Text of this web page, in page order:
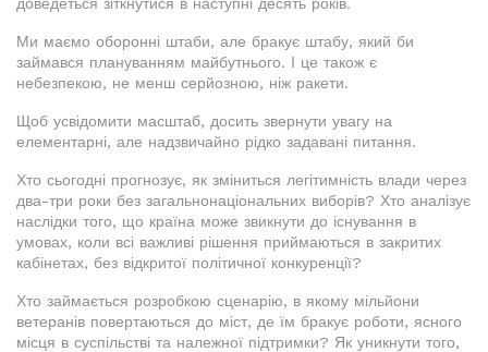
Ми маємо оборонні штаби, але бракує штабу, який би
займався плануванням майбутнього. І це також є
небезпекою, не менш серйозною, ніж ракети.
Щоб усвідомити масштаб, досить звернути увагу на
елементарні, але надзвичайно рідко задавані питання.
Хто сьогодні прогнозує, як зміниться легітимність влади через
два-три роки без загальнонаціональних виборів? Хто аналізує
наслідки того, що країна може звикнути до існування в
умовах, коли всі важливі рішення приймаються в закритих
кабінетах, без відкритої політичної конкуренції?
Хто займається розробкою сценарію, в якому мільйони
ветеранів повертаються до міст, де їм бракує роботи, ясного
місця в суспільстві та належної підтримки? Як уникнути того,